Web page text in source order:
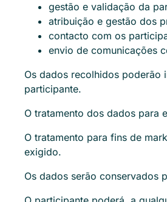
gestão e validação da
atribuição e gestão dos
contacto com os
envio de comunicações
Os dados recolhidos poderão
participante.
O tratamento dos dados para
O tratamento para fins de
exigido.
Os dados serão conservados